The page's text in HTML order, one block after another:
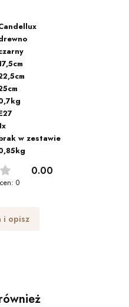
w zestawie
0.00
0
i opisz